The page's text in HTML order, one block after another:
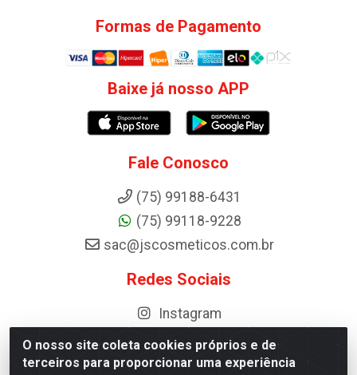
O nosso site coleta cookies próprios e de
terceiros para proporcionar uma experiência
Formas de Pagamento
Baixe já nosso APP
Fale Conosco
(75) 99188-6431
(75) 99118-9228
sac@jscosmeticos.com.br
Redes Sociais
Instagram